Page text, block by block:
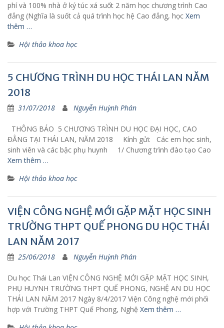
phí và 100% nhà ở ký túc xá suốt 2 năm học chương trình Cao
đẳng (Nghĩa là suốt cả quá trình học hệ Cao đẳng, học Xem
thêm …
Hội thảo khoa học
5 CHƯƠNG TRÌNH DU HỌC THÁI LAN NĂM
2018
31/07/2018 Nguyễn Huỳnh Phán
THÔNG BÁO 5 CHƯƠNG TRÌNH DU HỌC ĐẠI HỌC, CAO
ĐẲNG TẠI THÁI LAN, NĂM 2018 Kính gửi: Các em học sinh,
sinh viên và các bậc phụ huynh 1/ Chương trình đào tạo Cao
Xem thêm …
Hội thảo khoa học
VIỆN CÔNG NGHỆ MỚI GẶP MẶT HỌC SINH
TRƯỜNG THPT QUẾ PHONG DU HỌC THÁI
LAN NĂM 2017
25/06/2018 Nguyễn Huỳnh Phán
Du học Thái Lan VIỆN CÔNG NGHỆ MỚI GẶP MẶT HỌC SINH,
PHỤ HUYNH TRƯỜNG THPT QUẾ PHONG, NGHỆ AN DU HỌC
THÁI LAN NĂM 2017 Ngày 8/4/2017 Viện Công nghệ mới phối
hợp với Trường THPT Quế Phong, Nghệ Xem thêm …